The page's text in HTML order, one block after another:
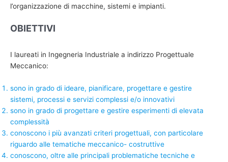
l’organizzazione di macchine, sistemi e impianti.
OBIETTIVI
I laureati in Ingegneria Industriale a indirizzo Progettuale
Meccanico:
sono in grado di ideare, pianificare, progettare e gestire
sistemi, processi e servizi complessi e/o innovativi
sono in grado di progettare e gestire esperimenti di elevata
complessità
conoscono i più avanzati criteri progettuali, con particolare
riguardo alle tematiche meccanico- costruttive
conoscono, oltre alle principali problematiche tecniche e